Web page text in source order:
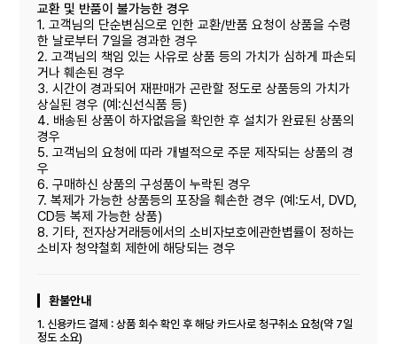
교환 및 반품이 불가능한 경우
1. 고객님의 단순변심으로 인한 교환/반품 요청이 상품을 수령
한 날로부터 7일을 경과한 경우
2. 고객님의 책임 있는 사유로 상품 등의 가치가 심하게 파손되
거나 훼손된 경우
3. 시간이 경과되어 재판매가 곤란할 정도로 상품등의 가치가
상실된 경우 (예:신선식품 등)
4. 배송된 상품이 하자없음을 확인한 후 설치가 완료된 상품의
경우
5. 고객님의 요청에 따라 개별적으로 주문 제작되는 상품의 경
우
6. 구매하신 상품의 구성품이 누락된 경우
7. 복제가 가능한 상품등의 포장을 훼손한 경우 (예:도서, DVD,
CD등 복제 가능한 상품)
8. 기타, 전자상거래등에서의 소비자보호에관한볍률이 정하는
소비자 청약철회 제한에 해당되는 경우
환불안내
1. 신용카드 결제 : 상품 회수 확인 후 해당 카드사로 청구취소 요청(약 7일
정도 소요)